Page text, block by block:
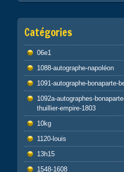
Catégories
06e1
1088-autographe-napoléon
1091-autographe-bonaparte-
1092a-autographes-
thuillier-empire-1803
10kg
1120-louis
13h15
1548-1608